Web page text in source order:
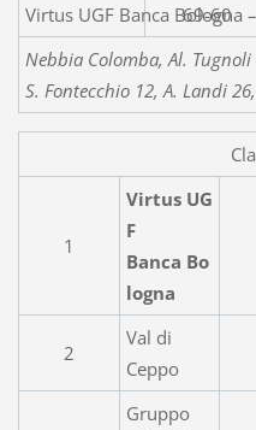
Virtus UGF Banca Bologna
69-60
Nebbia Colomba, Al.
S. Fontecchio 12, A. Landi
1
Virtus UG
F
Banca Bo
logna
2
Val di
Ceppo
Gruppo